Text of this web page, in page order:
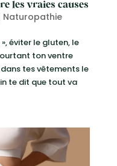
les vraies causes
Naturopathie
éviter le gluten, le
ton ventre
tes vêtements le
te dit que tout va